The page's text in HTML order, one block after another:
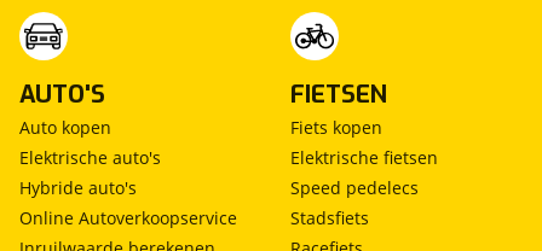
AUTO'S
Auto kopen
Elektrische auto's
Hybride auto's
Online Autoverkoopservice
FIETSEN
Fiets kopen
Elektrische fietsen
Speed pedelecs
Stadsfiets